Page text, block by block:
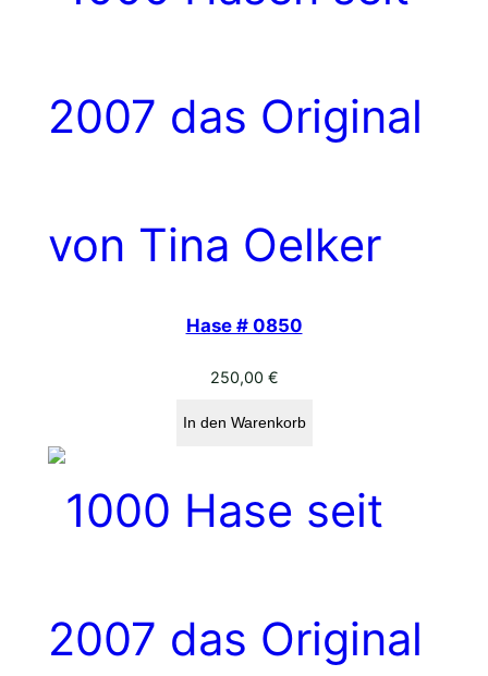
Hase # 0850
250,00 €
In den Warenkorb